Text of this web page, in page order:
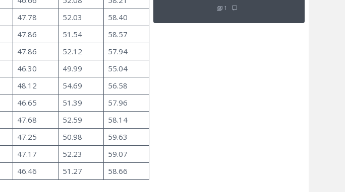
47.78 52.03
58.40
47.86 51.54
58.57
47.86 52.12
57.94
46.30 49.99
55.04
48.12 54.69
56.58
46.65 51.39
57.96
47.68 52.59
58.14
47.25 50.98
59.63
47.17 52.23
59.07
46.46 51.27 58.66
1